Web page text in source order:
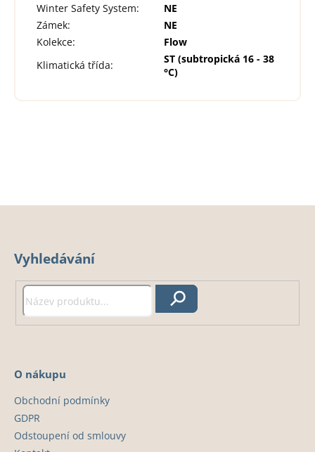
Winter Safety System:
NE
Zámek:
NE
Kolekce:
Flow
Klimatická třída:
ST (subtropická 16 - 38
°C)
Vyhledávání
Hledat
O nákupu
Obchodní podmínky
GDPR
Odstoupení od smlouvy